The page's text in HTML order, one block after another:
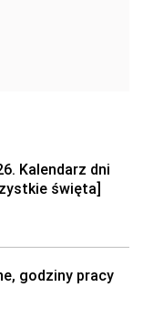
Kalendarz dni
święta]
godziny pracy